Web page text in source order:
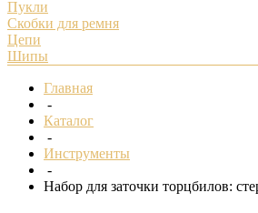
Пукли
Скобки для ремня
Цепи
Шипы
Главная
-
Каталог
-
Инструменты
-
Набор для заточки торцбилов: